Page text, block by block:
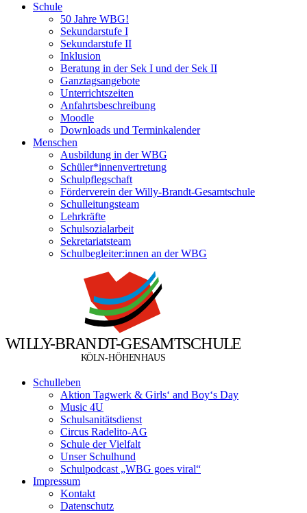
Schule
50 Jahre WBG!
Sekundarstufe I
Sekundarstufe II
Inklusion
Beratung in der Sek I und der Sek II
Ganztagsangebote
Unterrichtszeiten
Anfahrtsbeschreibung
Moodle
Downloads und Terminkalender
Menschen
Ausbildung in der WBG
Schüler*innenvertretung
Schulpflegschaft
Förderverein der Willy-Brandt-Gesamtschule
Schulleitungsteam
Lehrkräfte
Schulsozialarbeit
Sekretariatsteam
Schulbegleiter:innen an der WBG
WILLY-BRANDT-GESAMTSCHULE
KÖLN-HÖHENHAUS
Schulleben
Aktion Tagwerk & Girls‘ and Boy‘s Day
Music 4U
Schulsanitätsdienst
Circus Radelito-AG
Schule der Vielfalt
Unser Schulhund
Schulpodcast „WBG goes viral“
Impressum
Kontakt
Datenschutz